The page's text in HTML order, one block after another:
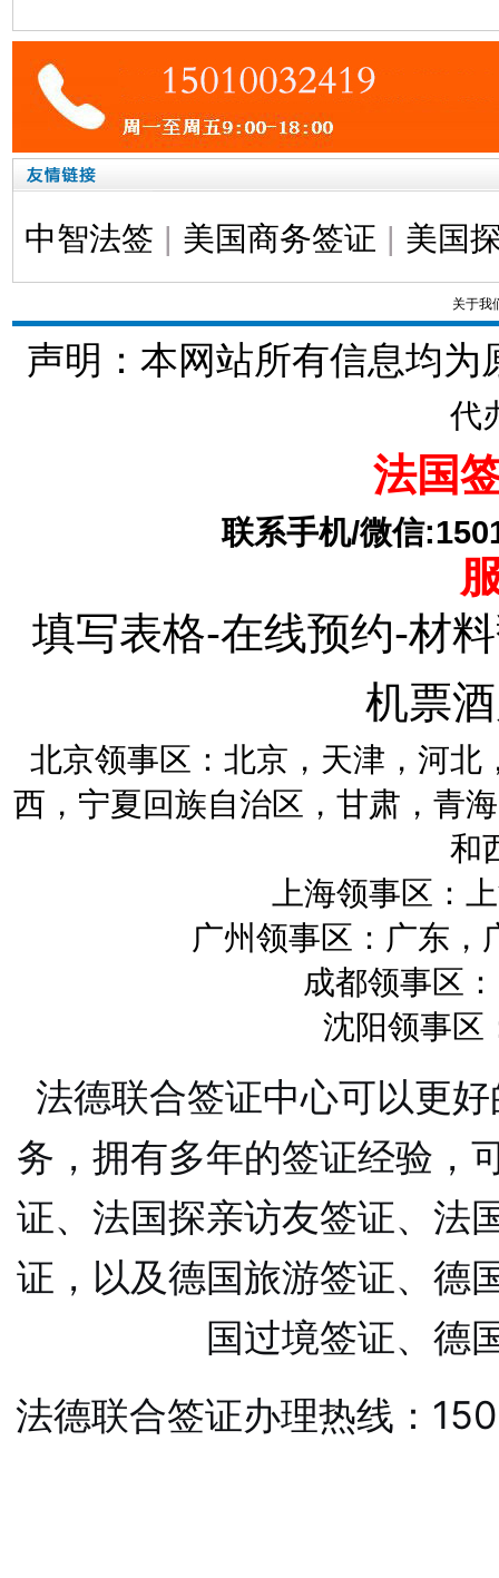
中智法签 | 美国商务签证 | 美国
关于我
声明：本网站所有信息均为
代
法国
联系手机/微信
填写表格-在线预约-材
机票
北京领事区：北京，天津，河
西，宁夏回族自治区，甘肃，青
和
上海领事区：
广州领事区：广东，
成都领事区
沈阳领事区
法德联合签证中心可以更
务，拥有多年的签证经验，
证、法国探亲访友签证、法
证，以及德国旅游签证、德
国过境签证、德
法德联合签证办理热线：